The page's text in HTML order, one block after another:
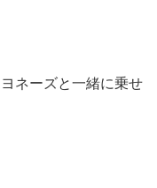
ネーズと一緒に乗せ